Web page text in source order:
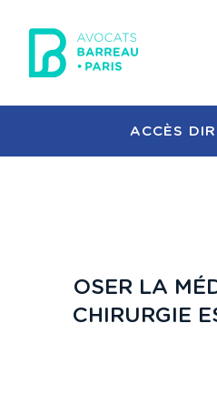
ACCÈS
OSER LA
CHIRURGIE